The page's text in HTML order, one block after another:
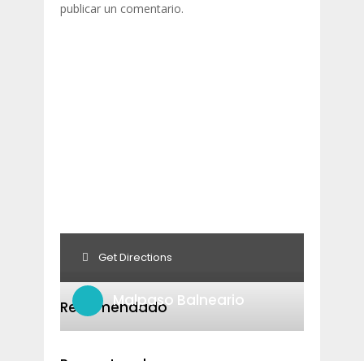
publicar un comentario.
Get Directions
RecomendadoMalpaso Balneario